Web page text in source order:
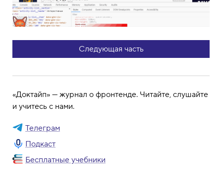
Следующая часть
«Доктайп» — журнал о фронтенде. Читайте, слушайте
и учитесь с нами.
Телеграм
Подкаст
Бесплатные учебники